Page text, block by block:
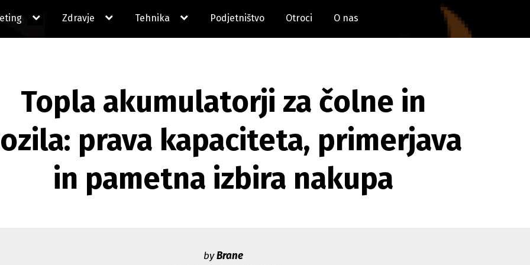
child
Zdravje
child
Tehnika
child
Podjetništvo Otroci O nas
Topla akumulatorji za čolne in
prava kapaciteta, primerjava
in pametna izbira nakupa
byBrane